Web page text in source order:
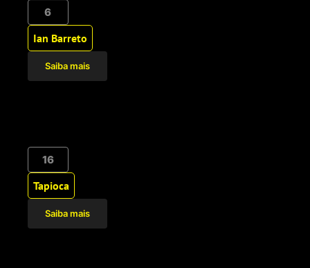
6
Ian Barreto
Saiba mais
16
Tapioca
Saiba mais